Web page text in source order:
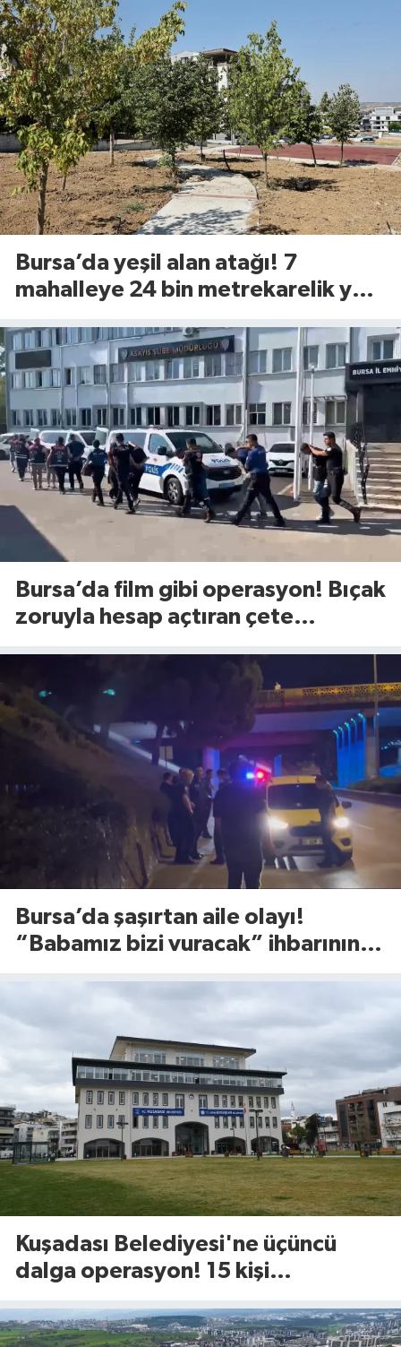
Bursa’da yeşil alan atağı! 7
mahalleye 24 bin metrekarelik yeni
Bursa’da film gibi operasyon! Bıçak
zoruyla hesap açtıran çete
Bursa’da şaşırtan aile olayı!
“Babamız bizi vuracak” ihbarının
Kuşadası Belediyesi'ne üçüncü
dalga operasyon! 15 kişi